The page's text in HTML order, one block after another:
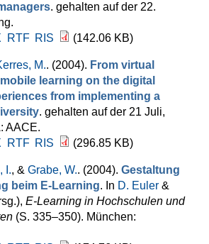
. gehalten auf der 22.
RTF RIS (142.06 KB)
M.. (2004). From virtual
learning on the digital
from implementing a
. gehalten auf der 21 Juli,
AACE.
RTF RIS (296.85 KB)
I., & Grabe, W.. (2004). Gestaltung
beim E-Learning. In D. Euler &
, E-Learning in Hochschulen und
(S. 335–350). München: